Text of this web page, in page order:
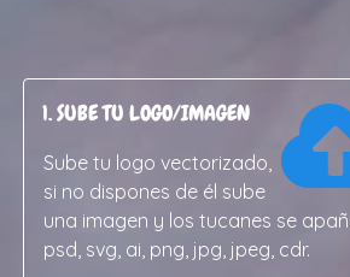
1. SUBE TU LOGO/IMAGEN
Sube tu logo vectorizado,
si no dispones de él sube
una imagen y los tucanes se
psd, svg, ai, png, jpg, jpeg, cdr.